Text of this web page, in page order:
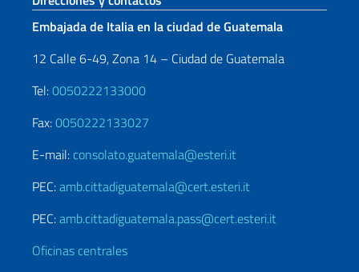
Embajada de Italia en la ciudad de Guatemala
12 Calle 6-49, Zona 14 – Ciudad de Guatemala
Tel:0050222133000
Fax:0050222133027
E-mail: consolato.guatemala@esteri.it
PEC:amb.cittadiguatemala@cert.esteri.it
PEC:amb.cittadiguatemala.pass@cert.esteri.it
Oficinas centrales